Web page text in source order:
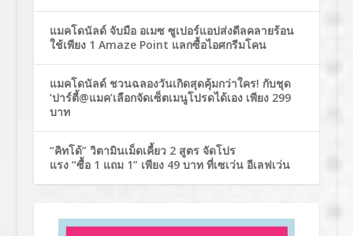
แมคโดนัลด์ จับมือ อเมซ ซูเปอร์แอปส่งดีลคลายร้อน
ใช้เพียง 1 Amaze Point แลกซื้อไอศกรีมโคน
แมคโดนัลด์ ชวนฉลองวันเกิดสุดคุ้มกว่าใคร! กับชุด
‘ปาร์ตี้@แมค’เลือกจัดเซ็ตเมนูโปรดได้เอง เพียง 299
บาท
“คิทโด้” วิตามินเม็ดเคี้ยว 2 สูตร จัดโปร
แรง “ซื้อ 1 แถม 1” เพียง 49 บาท ที่เซเว่น อีเลฟเว่น